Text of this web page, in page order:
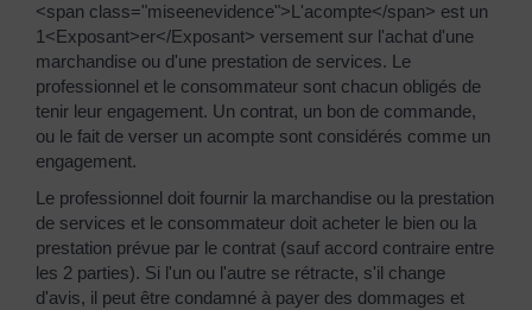
<span class="miseenevidence">L'acompte</span> est un
1<Exposant>er</Exposant> versement sur l'achat d'une
marchandise ou d'une prestation de services. Le
professionnel et le consommateur sont chacun obligés de
tenir leur engagement. Un contrat, un bon de commande,
ou le fait de verser un acompte sont considérés comme un
engagement.
Le professionnel doit fournir la marchandise ou la prestation
de services et le consommateur doit acheter le bien ou la
prestation prévue par le contrat (sauf accord contraire entre
les 2 parties). Si l'un ou l'autre se rétracte, s'il change
d'avis, il peut être condamné à payer des dommages et